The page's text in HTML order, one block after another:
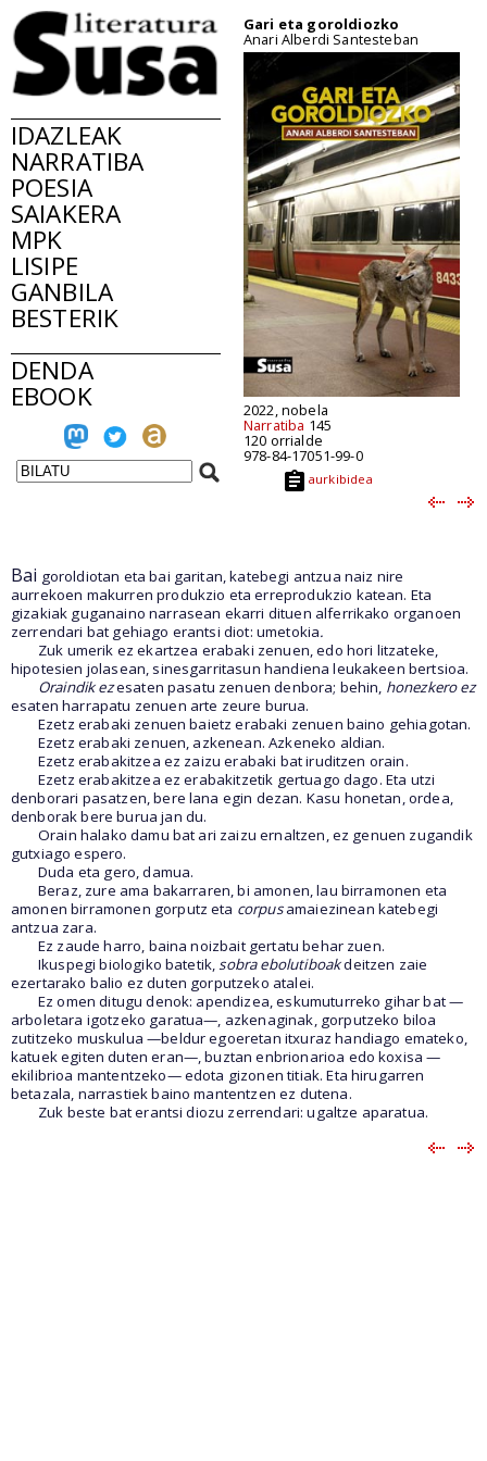
IDAZLEAK
NARRATIBA
POESIA
SAIAKERA
MPK
LISIPE
GANBILA
BESTERIK
DENDA
EBOOK
Gari eta goroldiozko
Anari Alberdi Santesteban
2022, nobela
Narratiba 145
120 orrialde
978-84-17051-99-0
aurkibidea
Bai goroldiotan eta bai garitan, katebegi antzua naiz nire
aurrekoen makurren produkzio eta erreprodukzio katean. Eta
gizakiak guganaino narrasean ekarri dituen alferrikako organoen
zerrendari bat gehiago erantsi diot: umetokia.
Zuk umerik ez ekartzea erabaki zenuen, edo hori litzateke,
hipotesien jolasean, sinesgarritasun handiena leukakeen bertsioa.
Oraindik ezesaten pasatu zenuen denbora; behin, honezkero ez
esaten harrapatu zenuen arte zeure burua.
Ezetz erabaki zenuen baietz erabaki zenuen baino gehiagotan.
Ezetz erabaki zenuen, azkenean. Azkeneko aldian.
Ezetz erabakitzea ez zaizu erabaki bat iruditzen orain.
Ezetz erabakitzea ez erabakitzetik gertuago dago. Eta utzi
denborari pasatzen, bere lana egin dezan. Kasu honetan, ordea,
denborak bere burua jan du.
Orain halako damu bat ari zaizu ernaltzen, ez genuen zugandik
gutxiago espero.
Duda eta gero, damua.
Beraz, zure ama bakarraren, bi amonen, lau birramonen eta
amonen birramonen gorputz eta corpusamaiezinean katebegi
antzua zara.
Ez zaude harro, baina noizbait gertatu behar zuen.
Ikuspegi biologiko batetik,sobra ebolutiboakdeitzen zaie
ezertarako balio ez duten gorputzeko atalei.
Ez omen ditugu denok: apendizea, eskumuturreko gihar bat —
arboletara igotzeko garatua—, azkenaginak, gorputzeko biloa
zutitzeko muskulua —beldur egoeretan itxuraz handiago emateko,
katuek egiten duten eran—, buztan enbrionarioa edo koxisa —
ekilibrioa mantentzeko— edota gizonen titiak. Eta hirugarren
betazala, narrastiek baino mantentzen ez dutena.
Zuk beste bat erantsi diozu zerrendari: ugaltze aparatua.